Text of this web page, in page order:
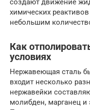
создают движение
химических
небольшим
Как
условиях
Нержавеющая сталь
входит несколько
нержавейки
молибден, марганец и